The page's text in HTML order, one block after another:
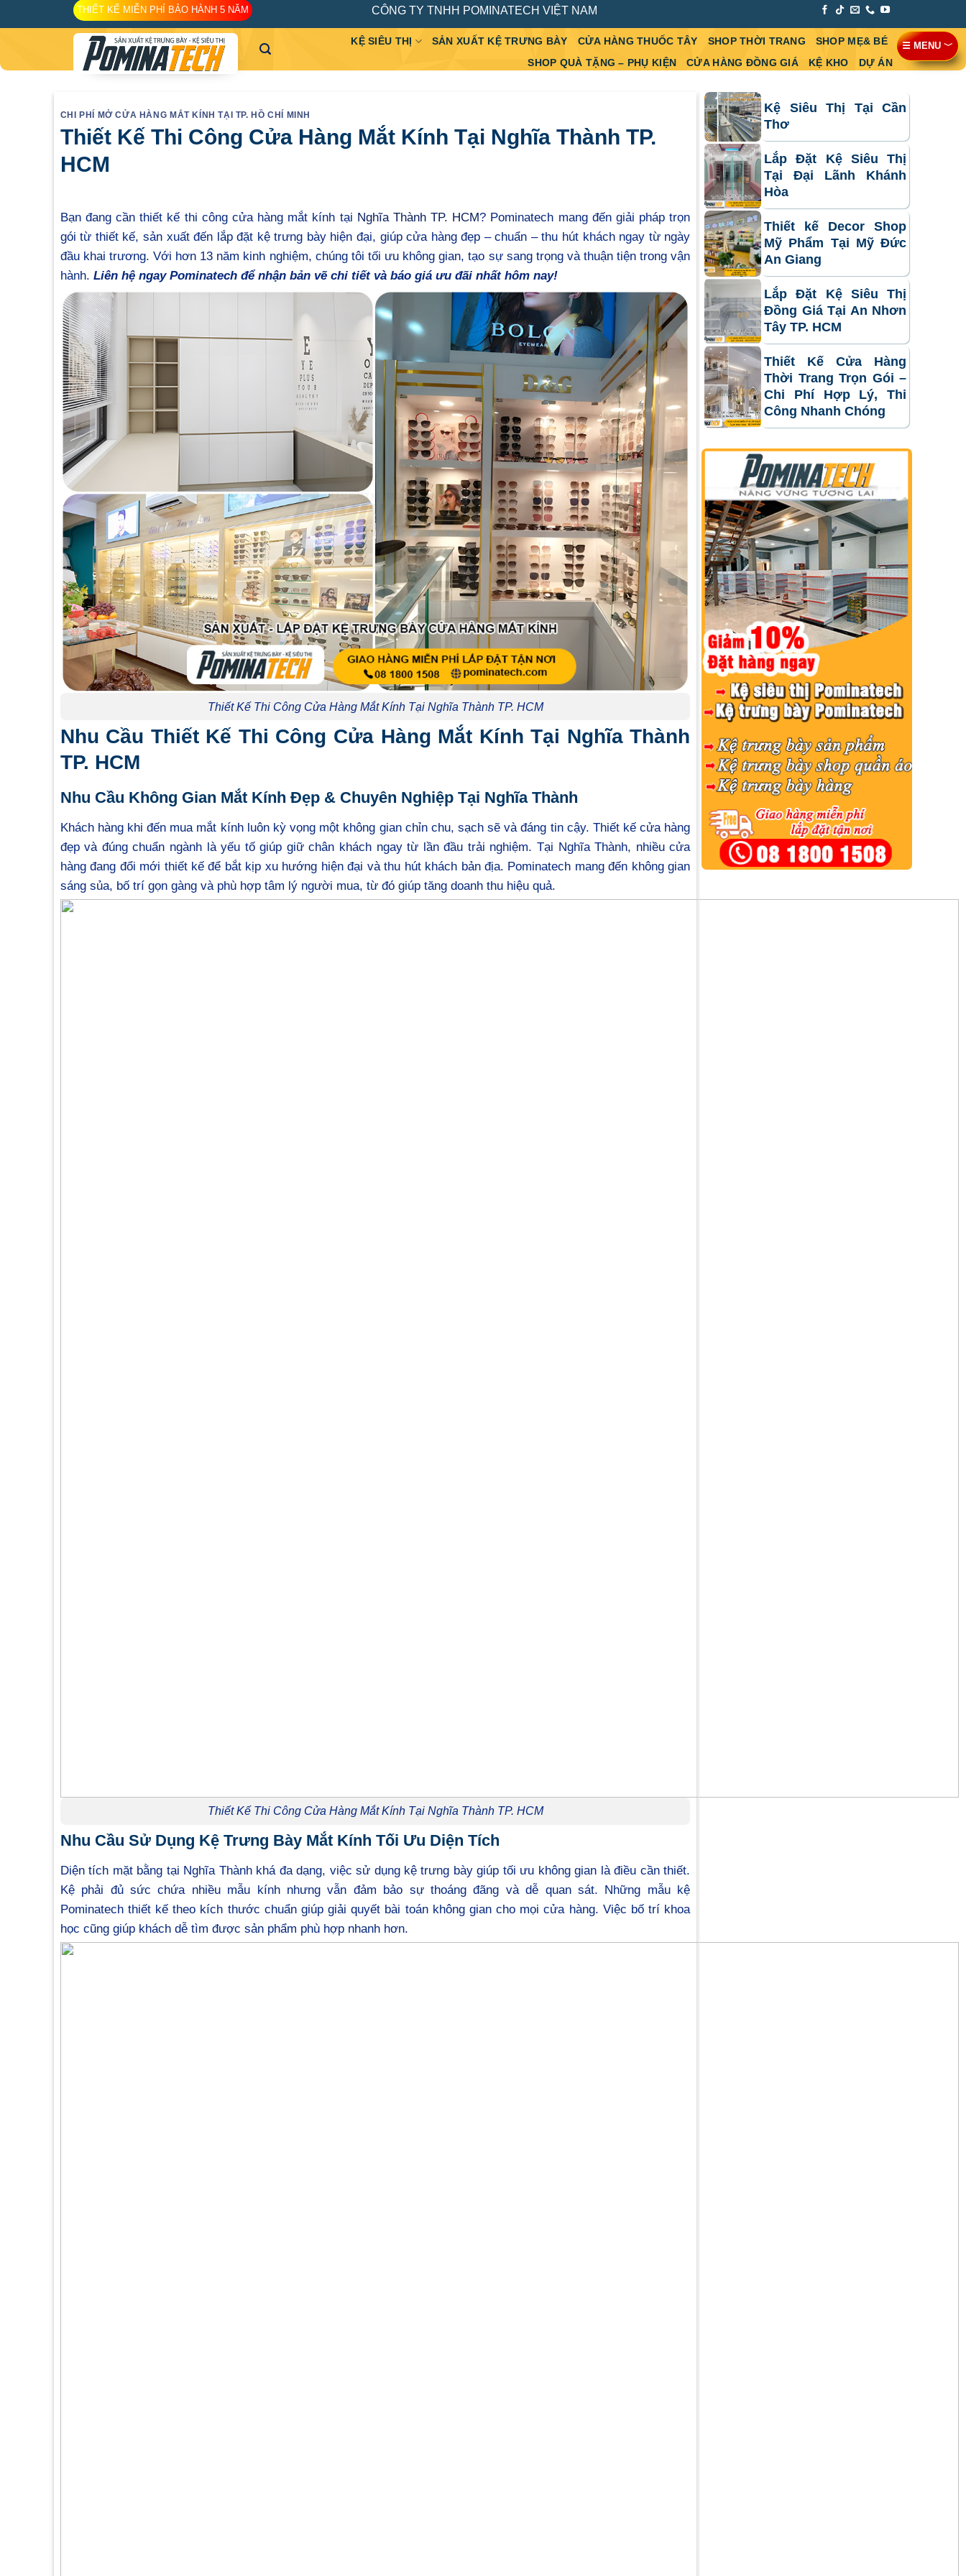
to
THIẾT KẾ MIỄN PHÍ BẢO HÀNH 5 NĂM CÔNG TY TNHH POMINATECH VIỆT NAM
KỆ SIÊU THỊ SẢN XUẤT KỆ TRƯNG BÀY CỬA HÀNG THUỐC TÂY SHOP THỜI TRANG
SHOP MẸ& BÉ
SHOP QUÀ TẶNG – PHỤ KIỆN
CỬA HÀNG ĐỒNG GIÁ KỆ KHO DỰ ÁN
CHI PHÍ MỞ CỬA HÀNG MẮT KÍNH TẠI TP. HỒ CHÍ MINH
Thiết Kế Thi Công Cửa Hàng Mắt Kính Tại Nghĩa Thành TP.
HCM
Bạn đang cần thiết kế thi công cửa hàng mắt kính tại Nghĩa Thành TP. HCM? Pominatech mang đến giải pháp trọn
gói từ thiết kế, sản xuất đến lắp đặt kệ trưng bày hiện đại, giúp cửa hàng đẹp – chuẩn – thu hút khách ngay từ ngày
đầu khai trương. Với hơn 13 năm kinh nghiệm, chúng tôi tối ưu không gian, tạo sự sang trọng và thuận tiện trong vận
hành. Liên hệ ngay Pominatech để nhận bản vẽ chi tiết và báo giá ưu đãi nhất hôm nay!
Thiết Kế Thi Công Cửa Hàng Mắt Kính Tại Nghĩa Thành TP. HCM
Nhu Cầu Thiết Kế Thi Công Cửa Hàng Mắt Kính Tại Nghĩa Thành
TP. HCM
Nhu Cầu Không Gian Mắt Kính Đẹp & Chuyên Nghiệp Tại Nghĩa Thành
Khách hàng khi đến mua mắt kính luôn kỳ vọng một không gian chỉn chu, sạch sẽ và đáng tin cậy. Thiết kế cửa hàng
đẹp và đúng chuẩn ngành là yếu tố giúp giữ chân khách ngay từ lần đầu trải nghiệm. Tại Nghĩa Thành, nhiều cửa
hàng đang đổi mới thiết kế để bắt kịp xu hướng hiện đại và thu hút khách bản địa. Pominatech mang đến không gian
sáng sủa, bố trí gọn gàng và phù hợp tâm lý người mua, từ đó giúp tăng doanh thu hiệu quả.
Thiết Kế Thi Công Cửa Hàng Mắt Kính Tại Nghĩa Thành TP. HCM
Nhu Cầu Sử Dụng Kệ Trưng Bày Mắt Kính Tối Ưu Diện Tích
Diện tích mặt bằng tại Nghĩa Thành khá đa dạng, việc sử dụng kệ trưng bày giúp tối ưu không gian là điều cần thiết.
Kệ phải đủ sức chứa nhiều mẫu kính nhưng vẫn đảm bảo sự thoáng đãng và dễ quan sát. Những mẫu kệ
Pominatech thiết kế theo kích thước chuẩn giúp giải quyết bài toán không gian cho mọi cửa hàng. Việc bố trí khoa
học cũng giúp khách dễ tìm được sản phẩm phù hợp nhanh hơn.
Kệ Siêu Thị Tại Cần
Thơ
Lắp Đặt Kệ Siêu Thị
Tại Đại Lãnh Khánh
Hòa
Thiết kế Decor Shop
Mỹ Phẩm Tại Mỹ Đức
An Giang
Lắp Đặt Kệ Siêu Thị
Đồng Giá Tại An Nhơn
Tây TP. HCM
Thiết Kế Cửa Hàng
Thời Trang Trọn Gói –
Chi Phí Hợp Lý, Thi
Công Nhanh Chóng
☰ MENU ﹀